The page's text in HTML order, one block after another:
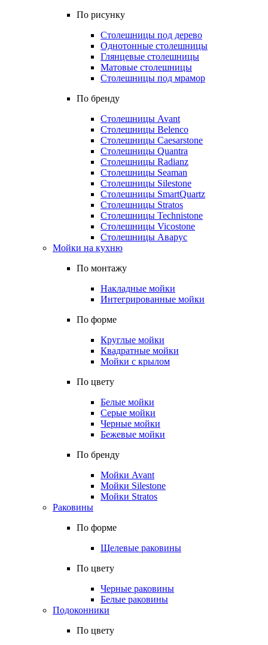
По рисунку
Столешницы под дерево
Однотонные столешницы
Глянцевые столешницы
Матовые столешницы
Столешницы под мрамор
По бренду
Столешницы Avant
Столешницы Belenco
Столешницы Caesarstone
Столешницы Quantra
Столешницы Radianz
Столешницы Seaman
Столешницы Silestone
Столешницы SmartQuartz
Столешницы Stratos
Столешницы Technistone
Столешницы Vicostone
Столешницы Аварус
Мойки на кухню
По монтажу
Накладные мойки
Интегрированные мойки
По форме
Круглые мойки
Квадратные мойки
Мойки с крылом
По цвету
Белые мойки
Серые мойки
Черные мойки
Бежевые мойки
По бренду
Мойки Avant
Мойки Silestone
Мойки Stratos
Раковины
По форме
Щелевые раковины
По цвету
Черные раковины
Белые раковины
Подоконники
По цвету